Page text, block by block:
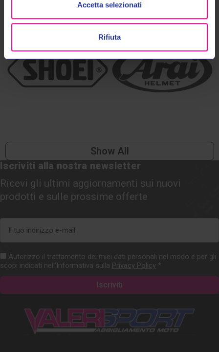
Accetta selezionati
Rifiuta
Show All
Iscriviti alla nostra newsletter
Ricevi gli ultimi aggiornamenti sui nuovi
prodotti e sulle prossime offerte
mail
Autorizzo il trattamento dei miei dati personali nel modo e per gli
scopi indicati nell'Informativa sulla Privacy Policy *